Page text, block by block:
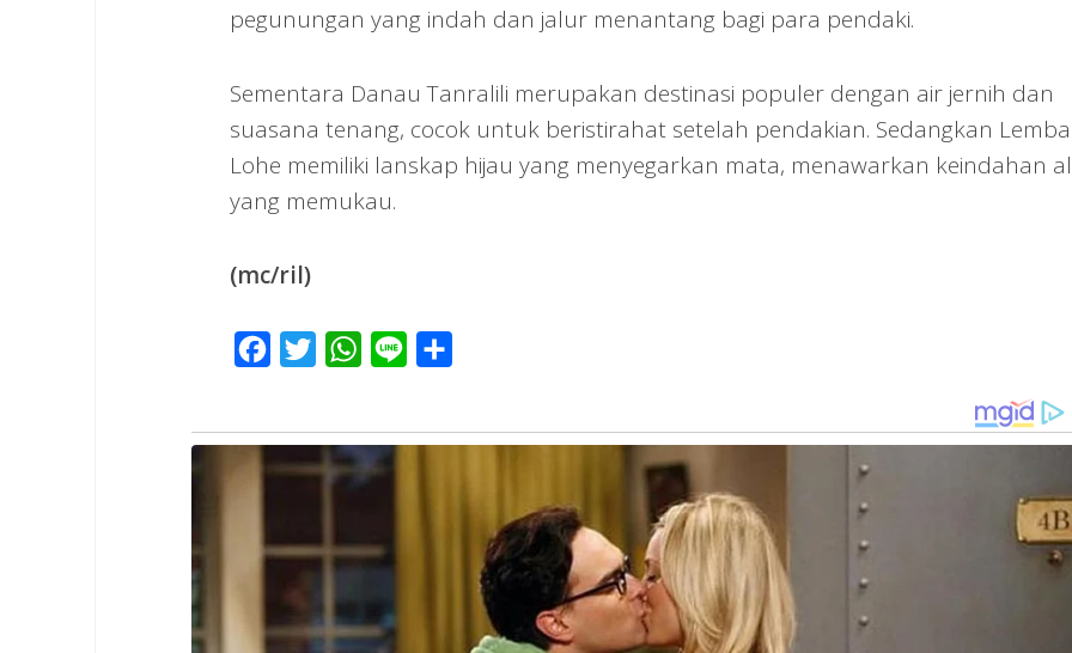
pegunungan yang indah dan jalur menantang bagi para pendaki.
Sementara Danau Tanralili merupakan destinasi populer dengan air jernih dan
suasana tenang, cocok untuk beristirahat setelah pendakian. Sedangkan
Lohe memiliki lanskap hijau yang menyegarkan mata, menawarkan keindahan
yang memukau.
(mc/ril)
Facebook
Twitter WhatsApp
Line